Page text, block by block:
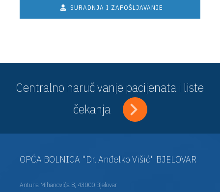
SURADNJA I ZAPOŠLJAVANJE
Centralno naručivanje pacijenata i liste
čekanja
OPĆA BOLNICA "Dr. Anđelko Višić" BJELOVAR
Antuna Mihanovića 8, 43000 Bjelovar